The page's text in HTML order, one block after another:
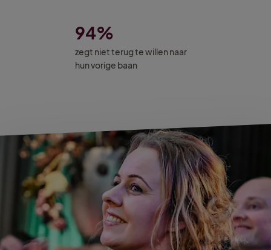
94%
zegt niet terug te willen naar
hun vorige baan